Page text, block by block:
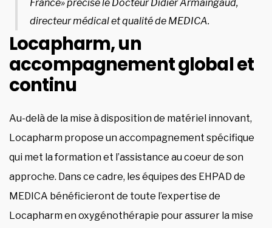
France» précise le Docteur Didier Armaingaud,
directeur médical et qualité de MEDICA.
Locapharm, un
accompagnement global et
continu
Au-delà de la mise à disposition de matériel innovant,
Locapharm propose un accompagnement spécifique
qui met la formation et l’assistance au coeur de son
approche. Dans ce cadre, les équipes des EHPAD de
MEDICA bénéficieront de toute l’expertise de
Locapharm en oxygénothérapie pour assurer la mise